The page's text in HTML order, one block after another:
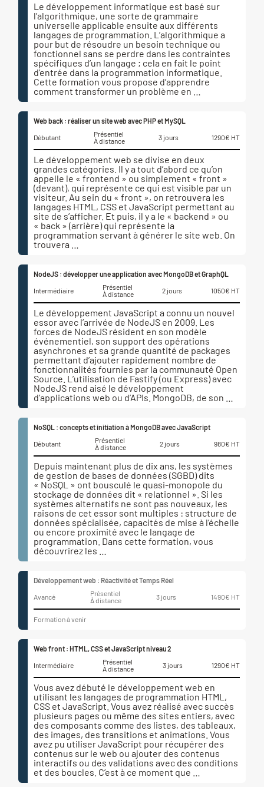
Le développement informatique est basé sur
l’algorithmique, une sorte de grammaire
universelle applicable ensuite aux différents
langages de programmation. L’algorithmique a
pour but de résoudre un besoin technique ou
fonctionnel sans se perdre dans les contraintes
spécifiques d’un langage ; cela en fait le point
d’entrée dans la programmation informatique.
Cette formation vous propose d’apprendre
comment transformer un problème en …
Web back : réaliser un site web avec PHP et MySQL
Débutant
Présentiel
À distance
3 jours 1290€ HT
Le développement web se divise en deux
grandes catégories. Il y a tout d’abord ce qu’on
appelle le « frontend » ou simplement « front »
(devant), qui représente ce qui est visible par un
visiteur. Au sein du « front », on retrouvera les
langages HTML, CSS et JavaScript permettant au
site de s’afficher. Et puis, il y a le « backend » ou
« back » (arrière) qui représente la
programmation servant à générer le site web. On
trouvera …
NodeJS : développer une application avec MongoDB et GraphQL
Intermédiaire
Présentiel
À distance
2 jours 1050€ HT
Le développement JavaScript a connu un nouvel
essor avec l’arrivée de NodeJS en 2009. Les
forces de NodeJS résident en son modèle
événementiel, son support des opérations
asynchrones et sa grande quantité de packages
permettant d’ajouter rapidement nombre de
fonctionnalités fournies par la communauté Open
Source. L’utilisation de Fastify (ou Express) avec
NodeJS rend aisé le développement
d’applications web ou d’APIs. MongoDB, de son …
NoSQL : concepts et initiation à MongoDB avec JavaScript
Débutant
Présentiel
À distance
2 jours 980€ HT
Depuis maintenant plus de dix ans, les systèmes
de gestion de bases de données (SGBD) dits
« NoSQL » ont bousculé le quasi-monopole du
stockage de données dit « relationnel ». Si les
systèmes alternatifs ne sont pas nouveaux, les
raisons de cet essor sont multiples : structure de
données spécialisée, capacités de mise à l’échelle
ou encore proximité avec le langage de
programmation. Dans cette formation, vous
découvrirez les …
Développement web : Réactivité et Temps Réel
Avancé
Présentiel
À distance
3 jours 1490€ HT
Formation à venir
Web front : HTML, CSS et JavaScript niveau 2
Intermédiaire
Présentiel
À distance
3 jours 1290€ HT
Vous avez débuté le développement web en
utilisant les langages de programmation HTML,
CSS et JavaScript. Vous avez réalisé avec succès
plusieurs pages ou même des sites entiers, avec
des composants comme des listes, des tableaux,
des images, des transitions et animations. Vous
avez pu utiliser JavaScript pour récupérer des
contenus sur le web ou ajouter des contenus
interactifs ou des validations avec des conditions
et des boucles. C’est à ce moment que …